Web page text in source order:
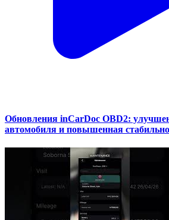
Обновления inCarDoc OBD2:
автомобиля и повышенная